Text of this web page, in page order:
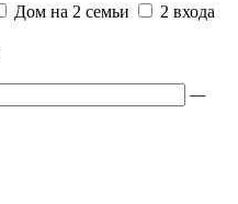
Дом на 2 семьи
2 входа
—